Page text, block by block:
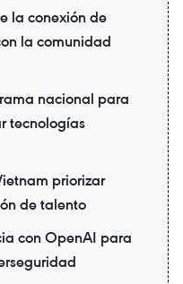
la conexión de
la comunidad
nacional para
tecnologías
priorizar
de talento
con OpenAI para